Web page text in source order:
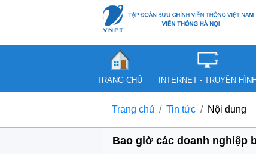
TRANG CHỦ INTERNET - TRUYỀN HÌNH
Trang chủ Tin tức Nội dung
Bao giờ các doanh nghiệp